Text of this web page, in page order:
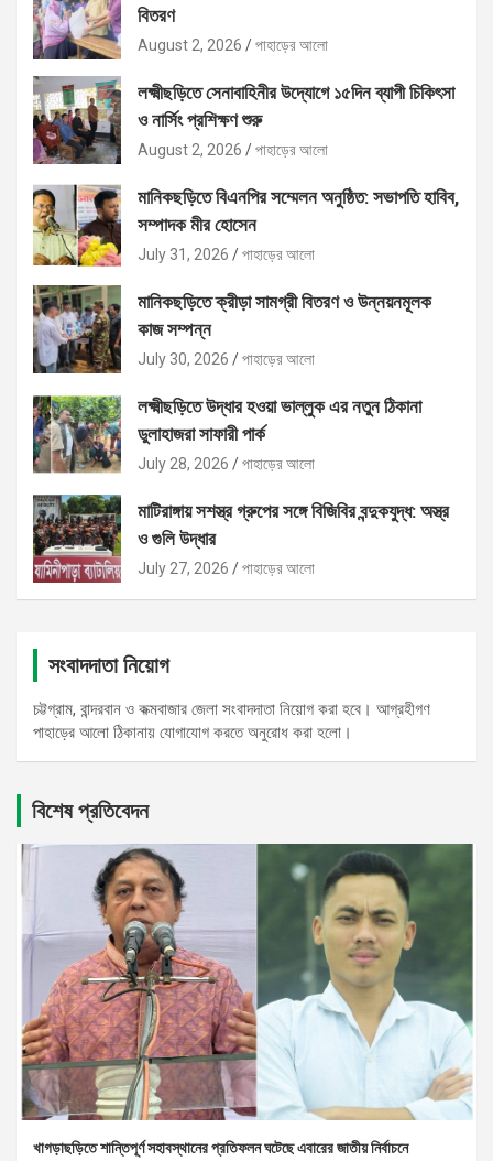
বিতরণ
August 2, 2026 পাহাড়ের আলো
লক্ষ্মীছড়িতে সেনাবাহিনীর উদ্যোগে ১৫দিন ব্যাপী চিকিৎসা
ও নার্সিং প্রশিক্ষণ শুরু
August 2, 2026 পাহাড়ের আলো
মানিকছড়িতে বিএনপির সম্মেলন অনুষ্ঠিত: সভাপতি হাবিব,
সম্পাদক মীর হোসেন
July 31, 2026 পাহাড়ের আলো
মানিকছড়িতে ক্রীড়া সামগ্রী বিতরণ ও উন্নয়নমূলক
কাজ সম্পন্ন
July 30, 2026 পাহাড়ের আলো
লক্ষ্মীছড়িতে উদ্ধার হওয়া ভাল্লুক এর নতুন ঠিকানা
ডুলাহাজরা সাফারী পার্ক
July 28, 2026 পাহাড়ের আলো
মাটিরাঙ্গায় সশস্ত্র গ্রুপের সঙ্গে বিজিবির বন্দুকযুদ্ধ: অস্ত্র
ও গুলি উদ্ধার
July 27, 2026 পাহাড়ের আলো
সংবাদদাতা নিয়োগ
চট্টগ্রাম, বান্দরবান ও কক্মবাজার জেলা সংবাদদাতা নিয়োগ করা হবে। আগ্রহীগণ
পাহাড়ের আলো ঠিকানায় যোগাযোগ করতে অনুরোধ করা হলো।
বিশেষ প্রতিবেদন
খাগড়াছড়িতে শান্তিপূর্ণ সহাবস্থানের প্রতিফলন ঘটেছে এবারের জাতীয় নির্বাচনে